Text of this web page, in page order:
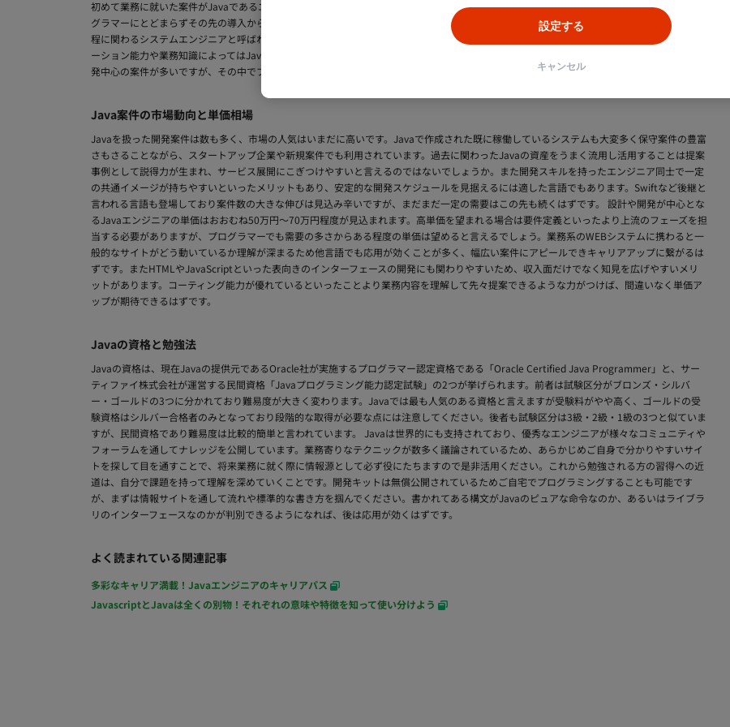
初めて業務に就いた案件がJavaであるエンジニアは実際に多くいます。開発時にはテクニカルな思考やセンスが当然必要となりますが、プロ
グラマーにとどまらずその先の導入から運用に関わっていくケースも珍しくありません。多くのJavaエンジニアの業務範囲は、設計以降の工
程に関わるシステムエンジニアと呼ばれる職種になります。そこからどうステップアップできるかは現場の環境にもよりますが、コミュニケ
ーション能力や業務知識によってはJava開発経験1年でマネージメント経験10年といったキャリアアップが図れることもあります。Javaは開
発中心の案件が多いですが、その中でプロジェクトの流れをしっかり掴んでご自身の望むキャリアを目指してみてください。
Java案件の市場動向と単価相場
Javaを扱った開発案件は数も多く、市場の人気はいまだに高いです。Javaで作成された既に稼働しているシステムも大変多く保守案件の豊富
さもさることながら、スタートアップ企業や新規案件でも利用されています。過去に関わったJavaの資産をうまく流用し活用することは提案
事例として説得力が生まれ、サービス展開にこぎつけやすいと言えるのではないでしょうか。また開発スキルを持ったエンジニア同士で一定
の共通イメージが持ちやすいといったメリットもあり、安定的な開発スケジュールを見据えるには適した言語でもあります。Swiftなど後継と
言われる言語も登場しており案件数の大きな伸びは見込み辛いですが、まだまだ一定の需要はこの先も続くはずです。 設計や開発が中心とな
るJavaエンジニアの単価はおおむね50万円〜70万円程度が見込まれます。高単価を望まれる場合は要件定義といったより上流のフェーズを担
当する必要がありますが、プログラマーでも需要の多さからある程度の単価は望めると言えるでしょう。業務系のWEBシステムに携わると一
般的なサイトがどう動いているか理解が深まるため他言語でも応用が効くことが多く、幅広い案件にアピールできキャリアアップに繋がるは
ずです。またHTMLやJavaScriptといった表向きのインターフェースの開発にも関わりやすいため、収入面だけでなく知見を広げやすいメリ
ットがあります。コーティング能力が優れているといったことより業務内容を理解して先々提案できるような力がつけば、間違いなく単価ア
ップが期待できるはずです。
Javaの資格と勉強法
Javaの資格は、現在Javaの提供元であるOracle社が実施するプログラマー認定資格である「Oracle Certified Java Programmer」と、サー
ティファイ株式会社が運営する民間資格「Javaプログラミング能力認定試験」の2つが挙げられます。前者は試験区分がブロンズ・シルバ
ー・ゴールドの3つに分かれており難易度が大きく変わります。Javaでは最も人気のある資格と言えますが受験料がやや高く、ゴールドの受
験資格はシルバー合格者のみとなっており段階的な取得が必要な点には注意してください。後者も試験区分は3級・2級・1級の3つと似ていま
すが、民間資格であり難易度は比較的簡単と言われています。 Javaは世界的にも支持されており、優秀なエンジニアが様々なコミュニティや
フォーラムを通してナレッジを公開しています。業務寄りなテクニックが数多く議論されているため、あらかじめご自身で分かりやすいサイ
トを探して目を通すことで、将来業務に就く際に情報源として必ず役にたちますので是非活用ください。これから勉強される方の習得への近
道は、自分で課題を持って理解を深めていくことです。開発キットは無償公開されているためご自宅でプログラミングすることも可能です
が、まずは情報サイトを通して流れや標準的な書き方を掴んでください。書かれてある構文がJavaのピュアな命令なのか、あるいはライブラ
リのインターフェースなのかが判別できるようになれば、後は応用が効くはずです。
よく読まれている関連記事
多彩なキャリア満載！Javaエンジニアのキャリアパス
JavascriptとJavaは全くの別物！それぞれの意味や特徴を知って使い分けよう
設定する
キャンセル